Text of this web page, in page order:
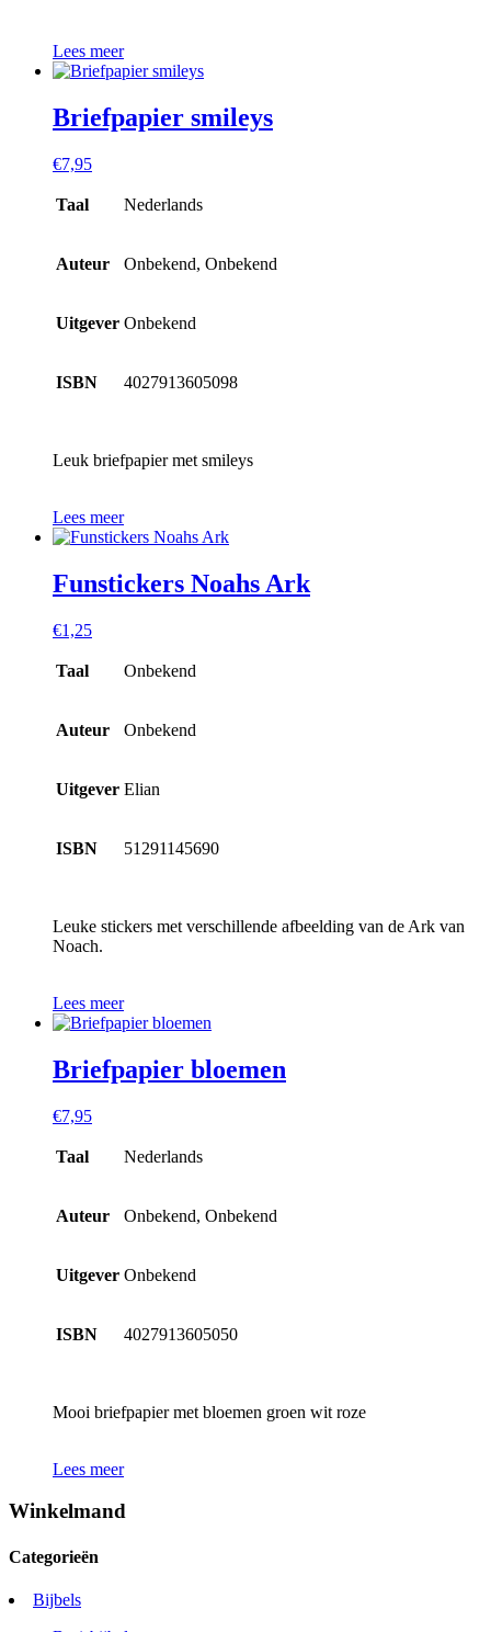
Lees meer
Briefpapier smileys
€7,95
Taal Nederlands
Auteur Onbekend, Onbekend
Uitgever Onbekend
ISBN 4027913605098
Leuk briefpapier met smileys
Lees meer
Funstickers Noahs Ark
€1,25
Taal Onbekend
Auteur Onbekend
Uitgever Elian
ISBN 51291145690
Leuke stickers met verschillende afbeelding van de Ark van
Noach.
Lees meer
Briefpapier bloemen
€7,95
Taal Nederlands
Auteur Onbekend, Onbekend
Uitgever Onbekend
ISBN 4027913605050
Mooi briefpapier met bloemen groen wit roze
Lees meer
Winkelmand
Categorieën
Bijbels